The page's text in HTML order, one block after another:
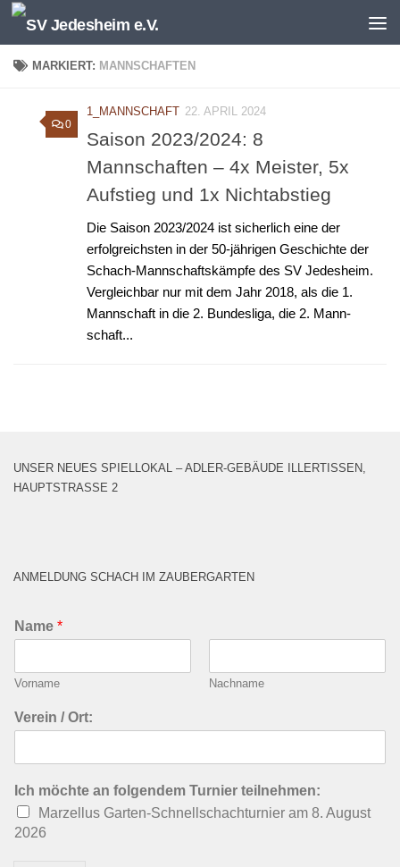
Unter dem Inhalt
MARKIERT: MANNSCHAFTEN
0
1_MANNSCHAFT 22. APRIL 2024
Saison 2023/2024: 8
Mannschaften – 4x Meister, 5x
Aufstieg und 1x Nichtabstieg
Die Saison 2023/2024 ist sicherlich eine der
erfolgreichsten in der 50-jährigen Geschichte der
Schach-Mannschaftskämpfe des SV Jedesheim.
Vergleichbar nur mit dem Jahr 2018, als die 1.
Mannschaft in die 2. Bundesliga, die 2. Mann­
schaft...
UNSER NEUES SPIELLOKAL – ADLER-GEBÄUDE ILLERTISSEN,
HAUPTSTRASSE 2
ANMELDUNG SCHACH IM ZAUBERGARTEN
Name *
Vorname Nachname
Verein / Ort:
Ich möchte an folgendem Turnier teilnehmen:
Marzellus Garten-Schnellschachturnier am 8. August
2026